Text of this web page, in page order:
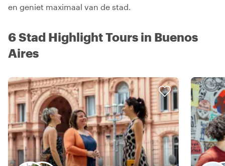
en geniet maximaal van de stad.
6 Stad Highlight Tours in Buenos
Aires